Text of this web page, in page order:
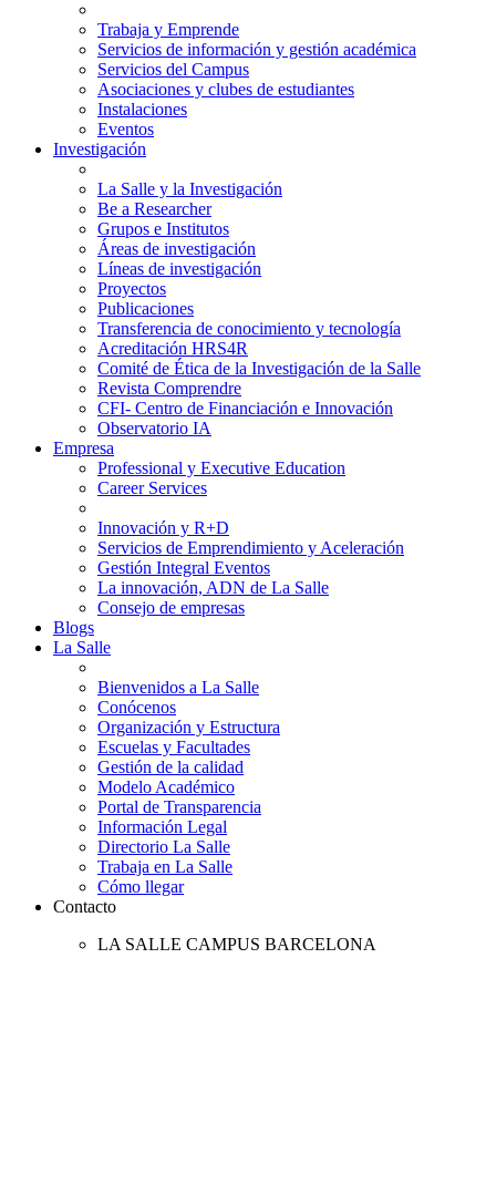
Trabaja y Emprende
Servicios de información y gestión académica
Servicios del Campus
Asociaciones y clubes de estudiantes
Instalaciones
Eventos
Investigación
La Salle y la Investigación
Be a Researcher
Grupos e Institutos
Áreas de investigación
Líneas de investigación
Proyectos
Publicaciones
Transferencia de conocimiento y tecnología
Acreditación HRS4R
Comité de Ética de la Investigación de la Salle
Revista Comprendre
CFI- Centro de Financiación e Innovación
Observatorio IA
Empresa
Professional y Executive Education
Career Services
Innovación y R+D
Servicios de Emprendimiento y Aceleración
Gestión Integral Eventos
La innovación, ADN de La Salle
Consejo de empresas
Blogs
La Salle
Bienvenidos a La Salle
Conócenos
Organización y Estructura
Escuelas y Facultades
Gestión de la calidad
Modelo Académico
Portal de Transparencia
Información Legal
Directorio La Salle
Trabaja en La Salle
Cómo llegar
Contacto
LA SALLE CAMPUS BARCELONA